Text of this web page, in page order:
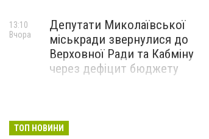
Депутати Миколаївської
міськради звернулися до
Верховної Ради та Кабміну
через дефіцит бюджету
13:10
Вчора
ТОП НОВИНИ